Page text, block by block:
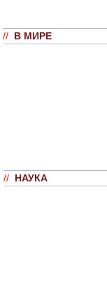
// В МИРЕ
// НАУКА